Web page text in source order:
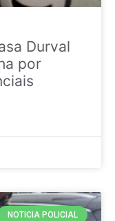
Durval
por
NOTICIA POLICIAL